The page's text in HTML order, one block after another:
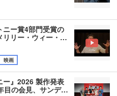
ニー賞4部門受賞の
リリー・ウィー・…
映画
ー』2026 製作発表
目の会見、サンデ…